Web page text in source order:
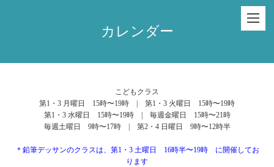
カレンダー
こどもクラス
第1・3 月曜日 15時〜19時 | 第1・3 火曜日 15時〜19時
第1・3 水曜日 15時〜19時 | 毎週金曜日 15時〜21時
毎週土曜日 9時〜17時 | 第2・4 日曜日 9時〜12時半
＊鉛筆デッサンのクラスは、第1・3 土曜日 16時半〜19時 に開催してお
ります